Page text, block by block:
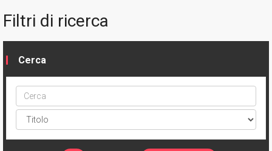
Filtri di ricerca
Cerca
Cerca
ptype